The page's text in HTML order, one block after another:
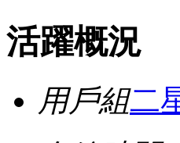
活躍概況
用戶組二